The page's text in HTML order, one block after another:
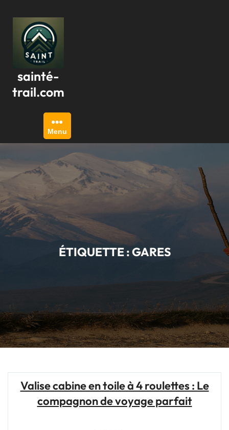
contenu
sainté-
trail.com
Menu
ÉTIQUETTE :GARES
Valise cabine en toile à 4 roulettes : Le
compagnon de voyage parfait